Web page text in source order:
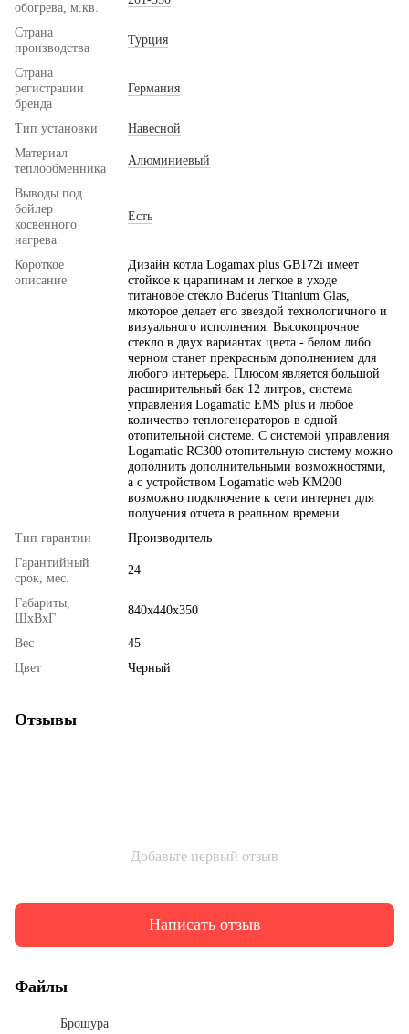
обогрева, м.кв.
Страна
производства
Турция
Страна
регистрации
бренда
Германия
Тип установки
Навесной
Материал
теплообменника
Алюминиевый
Выводы под
бойлер
косвенного
нагрева
Есть
Короткое
описание
Дизайн котла Logamax plus GB172i имеет
стойкое к царапинам и легкое в уходе
титановое стекло Buderus Titanium Glas,
мкоторое делает его звездой технологичного и
визуального исполнения. Высокопрочное
стекло в двух вариантах цвета - белом либо
черном станет прекрасным дополнением для
любого интерьера. Плюсом является большой
расширительный бак 12 литров, система
управления Logamatic EMS plus и любое
количество теплогенераторов в одной
отопительной системе. С системой управления
Logamatic RC300 отопительную систему можно
дополнить дополнительными возможностями,
а с устройством Logamatic web KM200
возможно подключение к сети интернет для
получения отчета в реальном времени.
Тип гарантии
Производитель
Гарантийный
срок, мес.
24
Габариты,
ШхВхГ
840х440х350
Вес
45
Цвет
Черный
Отзывы
Добавьте первый отзыв
Написать отзыв
Файлы
Брошура